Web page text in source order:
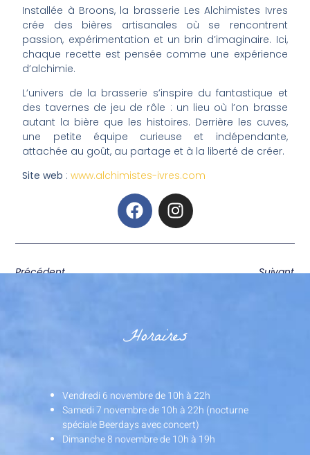
Installée à Broons, la brasserie Les Alchimistes Ivres
crée des bières artisanales où se rencontrent
passion, expérimentation et un brin d’imaginaire. Ici,
chaque recette est pensée comme une expérience
d’alchimie.
L’univers de la brasserie s’inspire du fantastique et
des tavernes de jeu de rôle : un lieu où l’on brasse
autant la bière que les histoires. Derrière les cuves,
une petite équipe curieuse et indépendante,
attachée au goût, au partage et à la liberté de créer.
Site web :www.alchimistes-ivres.com
Précédent Suivant
Horaires
Vendredi 6 novembre de 10h à 22h
Samedi 7 novembre de 10h à 22h (nocturne
spéciale Beerdays avec concert)
Dimanche 8 novembre de 10h à 19h